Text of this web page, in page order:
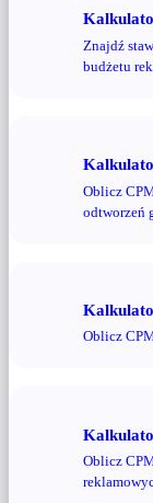
Znajdź
budżetu
Oblicz
odtworzeń
Oblicz
Oblicz